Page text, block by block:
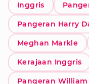
Inggris
Pangeran Harry
Meghan Markle
Kerajaan Inggris
Pangeran William